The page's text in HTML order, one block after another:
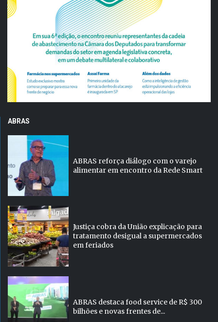
ABRAS
ABRAS reforça diálogo com o varejo
alimentar em encontro da Rede Smart
Justiça cobra da União explicação para
tratamento desigual a supermercados
em feriados
ABRAS destaca food service de R$ 300
bilhões e novas frentes de...